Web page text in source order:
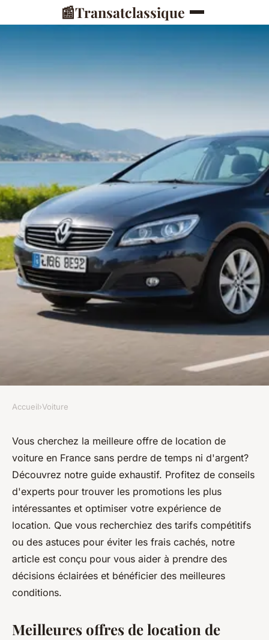
📰Transatclassique
Location de voitures: trouvez
la meilleure offre en france
diodore•5 septembre 2024•3 min de lecture
Accueil›Voiture
Vous cherchez la meilleure offre de location de
voiture en France sans perdre de temps ni d'argent?
Découvrez notre guide exhaustif. Profitez de conseils
d'experts pour trouver les promotions les plus
intéressantes et optimiser votre expérience de
location. Que vous recherchiez des tarifs compétitifs
ou des astuces pour éviter les frais cachés, notre
article est conçu pour vous aider à prendre des
décisions éclairées et bénéficier des meilleures
conditions.
Meilleures offres de location de